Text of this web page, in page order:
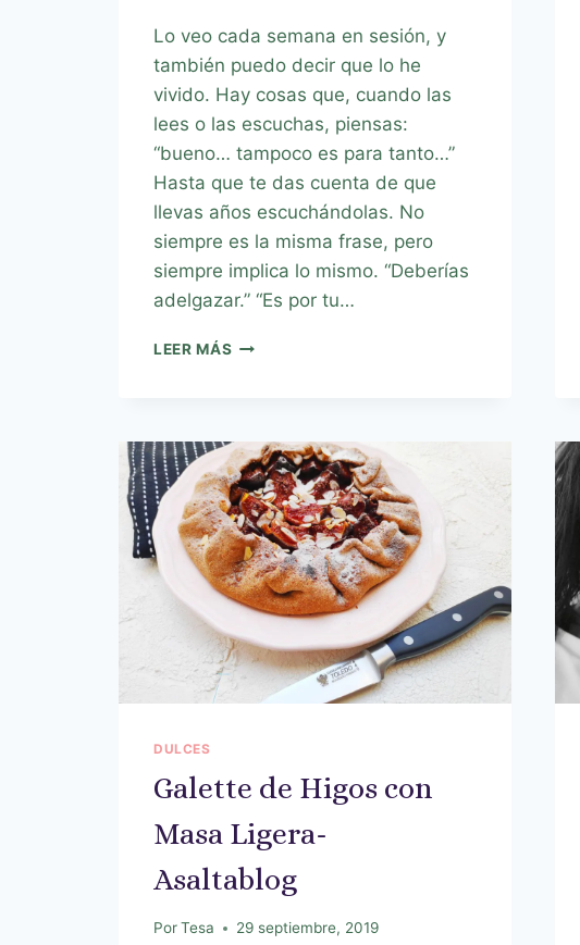
Lo veo cada semana en sesión, y
también puedo decir que lo he
vivido. Hay cosas que, cuando las
lees o las escuchas, piensas:
“bueno… tampoco es para tanto…”
Hasta que te das cuenta de que
llevas años escuchándolas. No
siempre es la misma frase, pero
siempre implica lo mismo. “Deberías
adelgazar.” “Es por tu…
LEER MÁS
DULCES
Galette de Higos con
Masa Ligera-
Asaltablog
PorTesa 29 septiembre, 2019